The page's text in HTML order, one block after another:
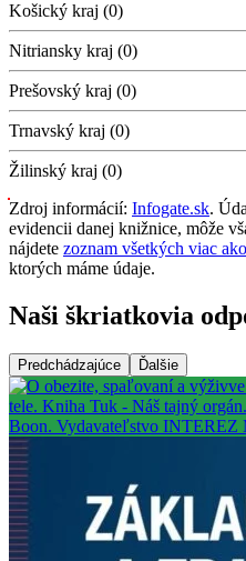
Košický kraj (0)
Nitriansky kraj (0)
Prešovský kraj (0)
Trnavský kraj (0)
Žilinský kraj (0)
Zdroj informácií: Infogate.sk.
evidencii danej knižnice, môže
nájdete zoznam všetkých viac
ktorých máme údaje.
Naši škriatkovia
Predchádzajúce Ďalšie